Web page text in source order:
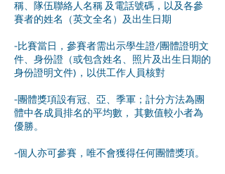
稱、隊伍聯絡人名稱 及電話號碼，以及各參
賽者的姓名（英文全名）及出生日期
-比賽當日，參賽者需出示學生證/團體證明文
件、身份證（或包含姓名、照片及出生日期的
身份證明文件)，以供工作人員核對
-團體獎項設有冠、亞、季軍；計分方法為團
體中各成員排名的平均數， 其數值較小者為
優勝。
-個人亦可參賽，唯不會獲得任何團體獎項。